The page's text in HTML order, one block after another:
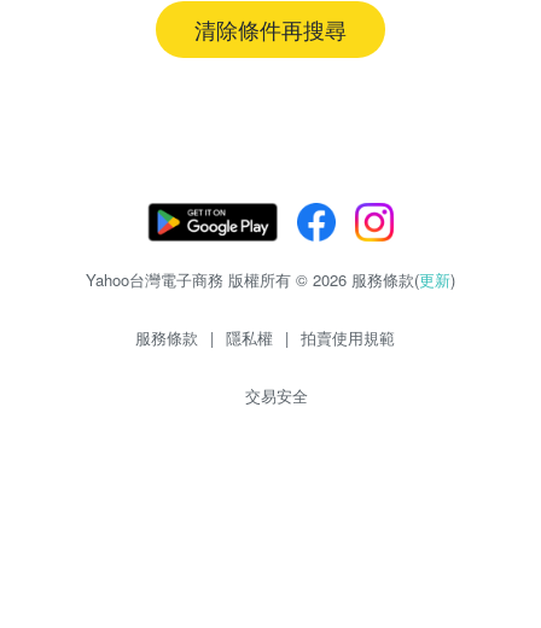
清除條件再搜尋
Yahoo台灣電子商務 版權所有 © 2026 服務條款(更新)
服務條款 | 隱私權 | 拍賣使用規範
交易安全